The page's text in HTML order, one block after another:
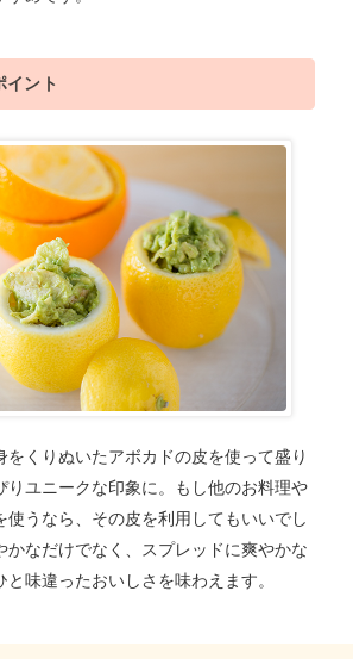
イント
をくりぬいたアボカドの皮を使って盛り
りユニークな印象に。もし他のお料理や
使うなら、その皮を利用してもいいでし
かなだけでなく、スプレッドに爽やかな
味違ったおいしさを味わえます。